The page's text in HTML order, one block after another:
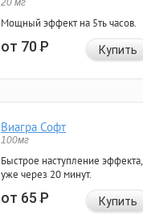
20 мг
Мощный эффект на 5ть часов.
от 70Р Купить
Виагра Софт
100мг
Быстрое наступление эффекта,
уже через 20 минут.
от 65Р Купить